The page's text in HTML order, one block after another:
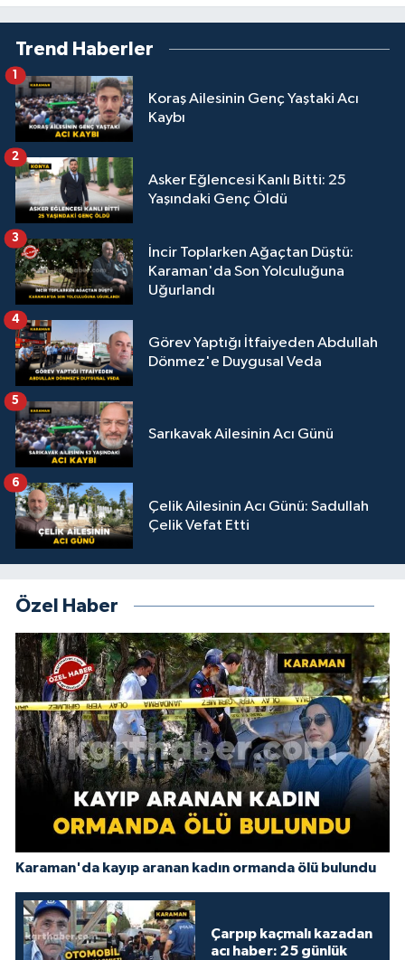
Trend Haberler
Koraş Ailesinin Genç Yaştaki Acı
Kaybı
1
Asker Eğlencesi Kanlı Bitti: 25
Yaşındaki Genç Öldü
2
İncir Toplarken Ağaçtan Düştü:
Karaman'da Son Yolculuğuna
Uğurlandı
3
Görev Yaptığı İtfaiyeden Abdullah
Dönmez'e Duygusal Veda
4
Sarıkavak Ailesinin Acı Günü
5
Çelik Ailesinin Acı Günü: Sadullah
Çelik Vefat Etti
6
Özel Haber
Karaman'da kayıp aranan kadın ormanda ölü bulundu
Çarpıp kaçmalı kazadan
acı haber: 25 günlük